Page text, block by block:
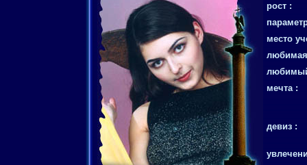
рост :
место
любимая
мечта :
девиз :